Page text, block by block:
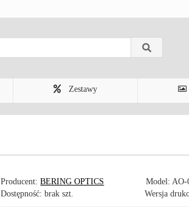
Zestawy
Producent:BERING OPTICS Model:AO-
Wersja
Dostępność: brak szt.